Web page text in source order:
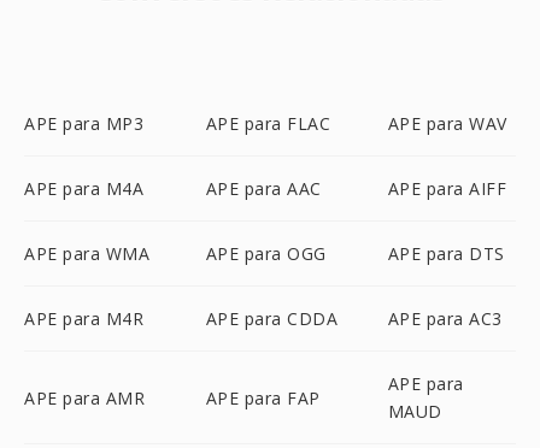
APE para MP3 APE para FLAC APE para WAV
APE para M4A APE para AAC APE para AIFF
APE para WMA APE para OGG APE para DTS
APE para M4R APE para CDDA APE para AC3
APE para AMR APE para FAP
APE para
MAUD